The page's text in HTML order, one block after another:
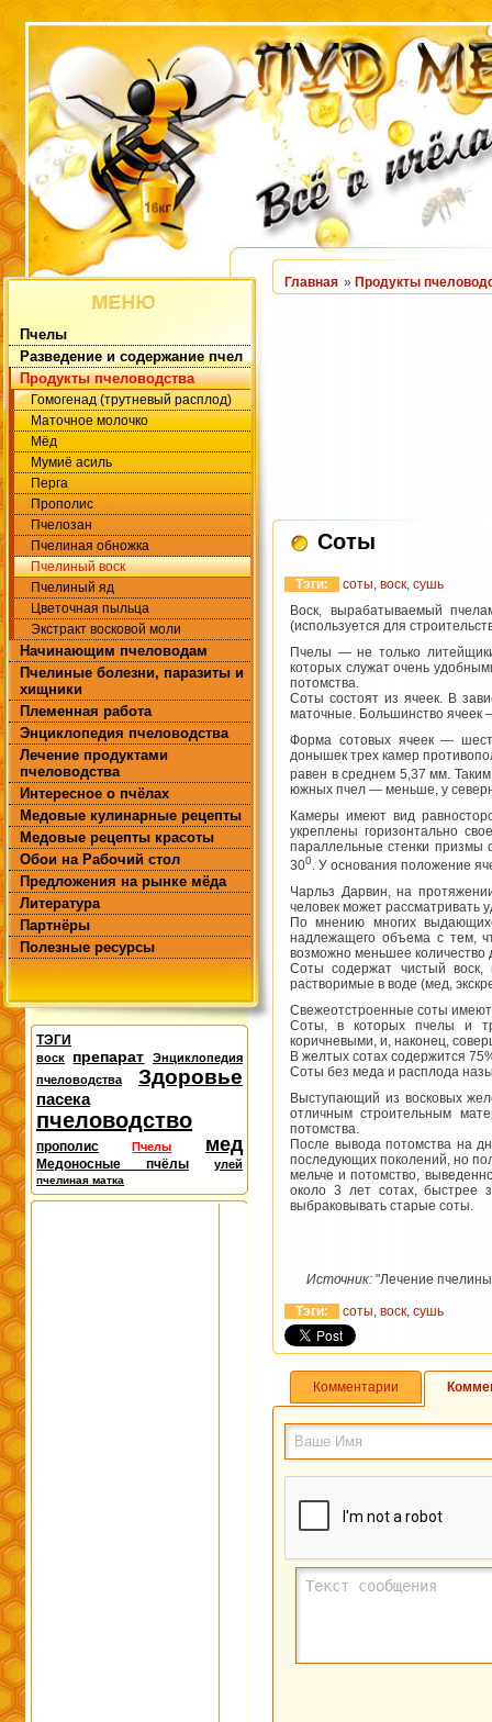
Пчелы
Разведение и содержание пчел
Продукты пчеловодства
Гомогенад (трутневый расплод)
Маточное молочко
Мёд
Мумиё асиль
Перга
Прополис
Пчелозан
Пчелиная обножка
Пчелиный воск
Пчелиный яд
Цветочная пыльца
Экстракт восковой моли
Начинающим пчеловодам
Пчелиные болезни, паразиты и
хищники
Племенная работа
Энциклопедия пчеловодства
Лечение продуктами
пчеловодства
Интересное о пчёлах
Медовые кулинарные рецепты
Медовые рецепты красоты
Обои на Рабочий стол
Предложения на рынке мёда
Литература
Партнёры
Полезные ресурсы
ТЭГИ
воск препарат
Энциклопедия
пчеловодства
Здоровье
пасека
пчеловодство
прополис Пчелы мед
Медоносные пчёлы улей
пчелиная матка
Главная » Продукты
Соты
Тэги: соты, воск, сушь
Воск, вырабатываемый
(используется для
Пчелы — не только
которых служат очень
потомства.
Соты состоят из ячеек. В
маточные. Большинство ячеек
Форма сотовых ячеек —
донышек трех камер
равен в среднем 5,37 мм.
южных пчел — меньше, у
Камеры имеют вид
укреплены горизонтально
параллельные стенки призмы
300. У основания положение
Чарльз Дарвин, на
человек может рассматривать
По мнению многих
надлежащего объема с тем,
возможно меньшее количество
Соты содержат чистый воск,
растворимые в воде (мед,
Свежеотстроенные соты имеют
Соты, в которых пчелы и
коричневыми, и, наконец,
В желтых сотах содержится
Соты без меда и расплода
Выступающий из восковых
отличным строительным
потомства.
После вывода потомства на
последующих поколений, но
мельче и потомство,
около 3 лет сотах, быстрее
выбраковывать старые соты.
Источник: "Лечение
Тэги: соты, воск, сушь
Комментарии